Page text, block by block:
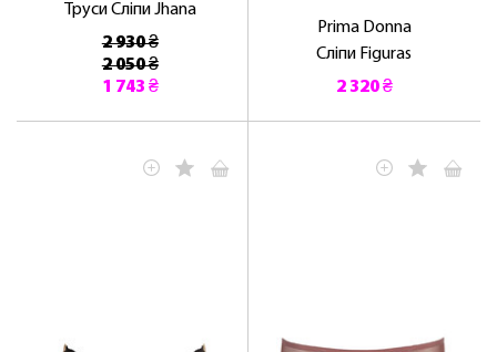
Труси Сліпи Jhana
2 930 ₴
2 050 ₴
1 743 ₴
Prima Donna
Сліпи Figuras
2 320 ₴